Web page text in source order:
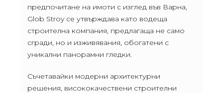
предпочитане на имоти с изглед във Варна,
Glob Stroy се утвърждава като водеща
строителна компания, предлагаща не само
сгради, но и изживявания, обогатени с
уникални панорамни гледки.
Съчетавайки модерни архитектурни
решения, висококачествени строителни